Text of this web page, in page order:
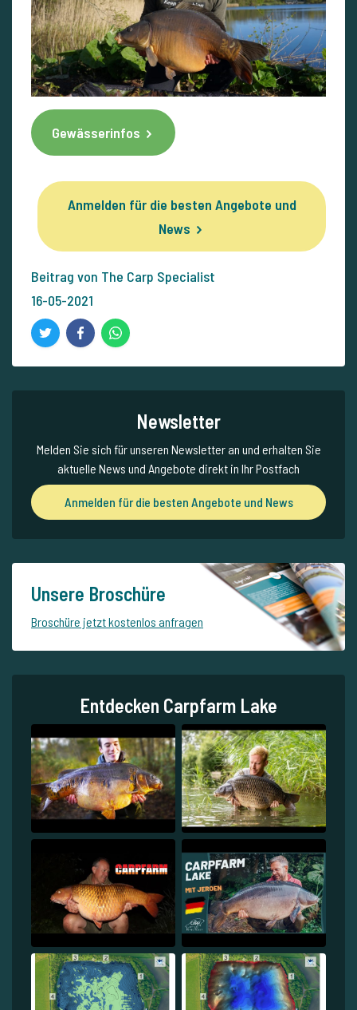
Gewässerinfos
Anmelden für die besten Angebote und
News
Beitrag von The Carp Specialist
16-05-2021
Newsletter
Melden Sie sich für unseren Newsletter an und erhalten Sie
aktuelle News und Angebote direkt in Ihr Postfach
Anmelden für die besten Angebote und News
Unsere Broschüre
Broschüre jetzt kostenlos anfragen
Entdecken Carpfarm Lake